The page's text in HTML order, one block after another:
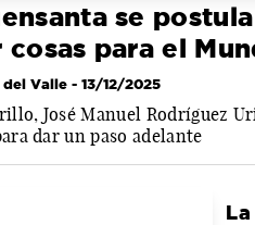
se
cosas para el
Valle - 13/12/2025
José Manuel Rodríguez
dar un paso adelante